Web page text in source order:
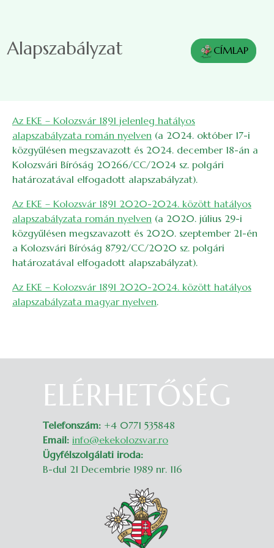
Alapszabályzat CÍMLAP
Az EKE – Kolozsvár 1891 jelenleg hatályos
alapszabályzata román nyelven (a 2024. október 17-i
közgyűlésen megszavazott és 2024. december 18-án a
Kolozsvári Bíróság 20266/CC/2024 sz. polgári
határozatával elfogadott alapszabályzat).
Az EKE – Kolozsvár 1891 2020-2024. között hatályos
alapszabályzata román nyelven (a 2020. július 29-i
közgyűlésen megszavazott és 2020. szeptember 21-én
a Kolozsvári Bíróság 8792/CC/2020 sz. polgári
határozatával elfogadott alapszabályzat).
Az EKE – Kolozsvár 1891 2020-2024. között hatályos
alapszabályzata magyar nyelven.
ELÉRHETŐSÉG
Telefonszám: +4 0771 535848
Email: info@ekekolozsvar.ro
Ügyfélszolgálati iroda:
B-dul 21 Decembrie 1989 nr. 116